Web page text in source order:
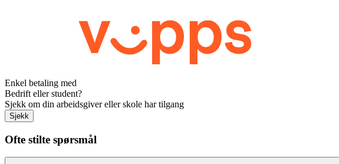
Enkel betaling med
Bedrift eller student?
Sjekk om din arbeidsgiver eller skole har tilgang
Sjekk
Ofte stilte spørsmål